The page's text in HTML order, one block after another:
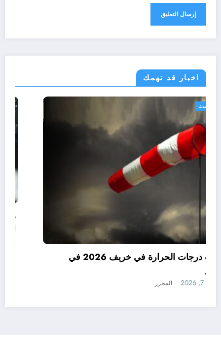
اخبار قد تهمك
أغسطس 7, 2026